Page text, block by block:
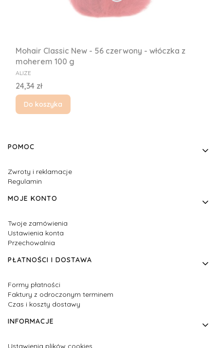
Mohair Classic New - 56 czerwony - włóczka z
moherem 100 g
PRODUCENT
ALIZE
Cena
24,34 zł
Do koszyka
Linki w stopce
POMOC
Zwroty i reklamacje
Regulamin
MOJE KONTO
Twoje zamówienia
Ustawienia konta
Przechowalnia
PŁATNOŚCI I DOSTAWA
Formy płatności
Faktury z odroczonym terminem
Czas i koszty dostawy
INFORMACJE
Ustawienia plików cookies